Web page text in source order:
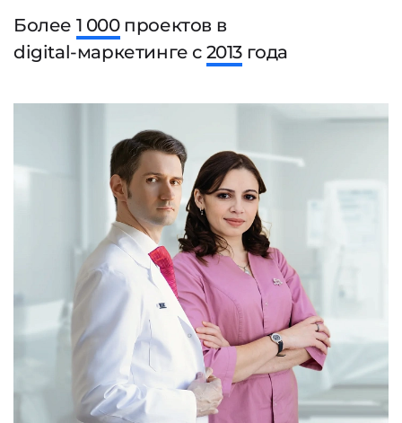
Более 1 000проектов в
digital-маркетинге с 2013 года